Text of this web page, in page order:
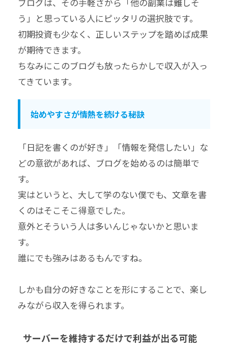
う」と思っている人にピッタリの選択肢です。
初期投資も少なく、正しいステップを踏めば成果
が期待できます。
ちなみにこのブログも放ったらかしで収入が入っ
てきています。
始めやすさが情熱を続ける秘訣
「日記を書くのが好き」「情報を発信したい」な
どの意欲があれば、ブログを始めるのは簡単で
す。
実はというと、大して学のない僕でも、文章を書
くのはそこそこ得意でした。
意外とそういう人は多いんじゃないかと思いま
す。
誰にでも強みはあるもんですね。
しかも自分の好きなことを形にすることで、楽し
みながら収入を得られます。
サーバーを維持するだけで利益が出る可能